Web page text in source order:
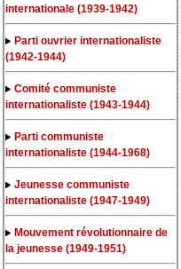
internationale (1939-1942)
Parti ouvrier internationaliste
(1942-1944)
Comité communiste
internationaliste (1943-1944)
Parti communiste
internationaliste (1944-1968)
Jeunesse communiste
internationaliste (1947-1949)
Mouvement révolutionnaire de
la jeunesse (1949-1951)